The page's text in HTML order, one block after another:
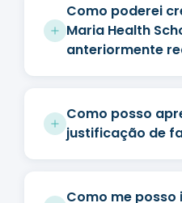
Como poderei
Maria Health
anteriormente
Como posso
justificação de
Como me